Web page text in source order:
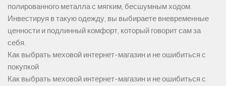
полированного металла с мягким, бесшумным ходом.
Инвестируя в такую одежду, вы выбираете вневременные
ценности и подлинный комфорт, который говорит сам за
себя.
Как выбрать меховой интернет-магазин и не ошибиться с
покупкой
Как выбрать меховой интернет-магазин и не ошибиться с